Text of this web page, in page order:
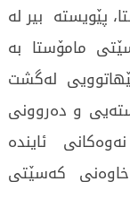
پێویستە بیر لە
مامۆستا بە
لەگشت
و دەروونی
ئایندە
خاوەنی كەسێتی